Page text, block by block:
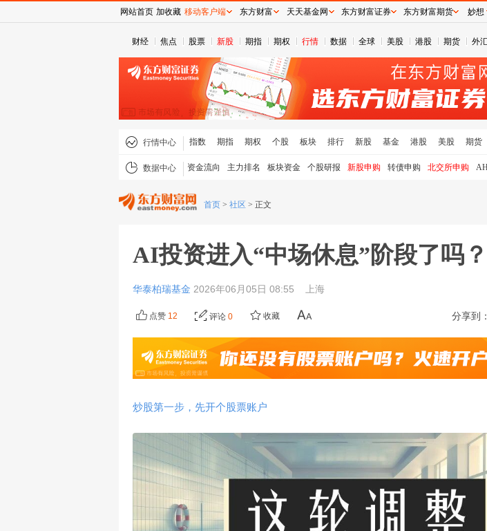
财经 焦点 股票 新股 期指 期权 行情 数据 全球 美股 港股 期货 外
行情中心 指数 期指 期权 个股 板块 排行 新股 基金 港股 美股 期货
数据中心 资金流向 主力排名 板块资金 个股研报 新股申购 转债申购 北交所申购
首页 > 社区 > 正文
AI投资进入“中场休息”阶段了吗？
华泰柏瑞基金 2026年06月05日 08:55 上海
分享到：
点赞 12 评论 0 收藏
炒股第一步，先开个股票账户
网站首页 加收藏 移动客户端 东方财富 天天基金网 东方财富证券 东方财富期货 妙想